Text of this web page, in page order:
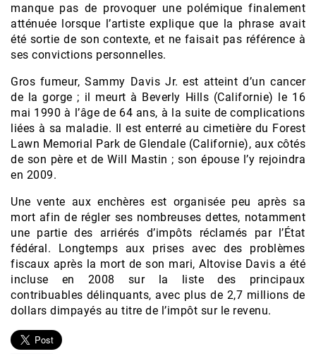
manque pas de provoquer une polémique finalement
atténuée lorsque l’artiste explique que la phrase avait
été sortie de son contexte, et ne faisait pas référence à
ses convictions personnelles.
Gros fumeur, Sammy Davis Jr. est atteint d’un cancer
de la gorge ; il meurt à Beverly Hills (Californie) le 16
mai 1990 à l’âge de 64 ans, à la suite de complications
liées à sa maladie. Il est enterré au cimetière du Forest
Lawn Memorial Park de Glendale (Californie), aux côtés
de son père et de Will Mastin ; son épouse l’y rejoindra
en 2009.
Une vente aux enchères est organisée peu après sa
mort afin de régler ses nombreuses dettes, notamment
une partie des arriérés d’impôts réclamés par l’État
fédéral. Longtemps aux prises avec des problèmes
fiscaux après la mort de son mari, Altovise Davis a été
incluse en 2008 sur la liste des principaux
contribuables délinquants, avec plus de 2,7 millions de
dollars dimpayés au titre de l’impôt sur le revenu.